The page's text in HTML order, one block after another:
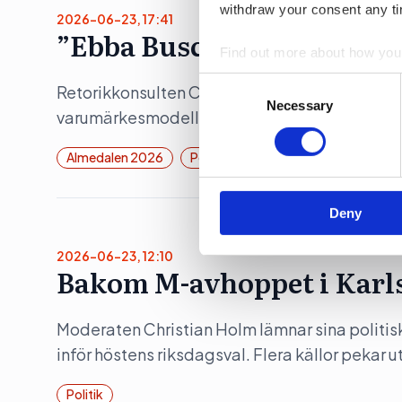
withdraw your consent any
Find out more about how
information about your use
other information that
Necessary
Deny
2026-06-23, 17:41
”Ebba Buschs
Retorikkonsulten Camilla Eriksson
varumärkesmodell Field of Meaning. Först ut
Almedalen 2026 Politik
2026-06-23, 12:10
Bakom M-avhoppet i
Moderaten Christian Holm lämnar sina
inför höstens riksdagsval. Flera källor pekar
Politik